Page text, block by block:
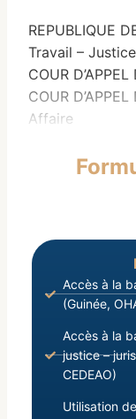
REPUBLIQUE
Travail –
COUR
COUR
Affaire
Accès à la
(Guinée,
Accès à la
justice –
CEDEAO)
Utilisation